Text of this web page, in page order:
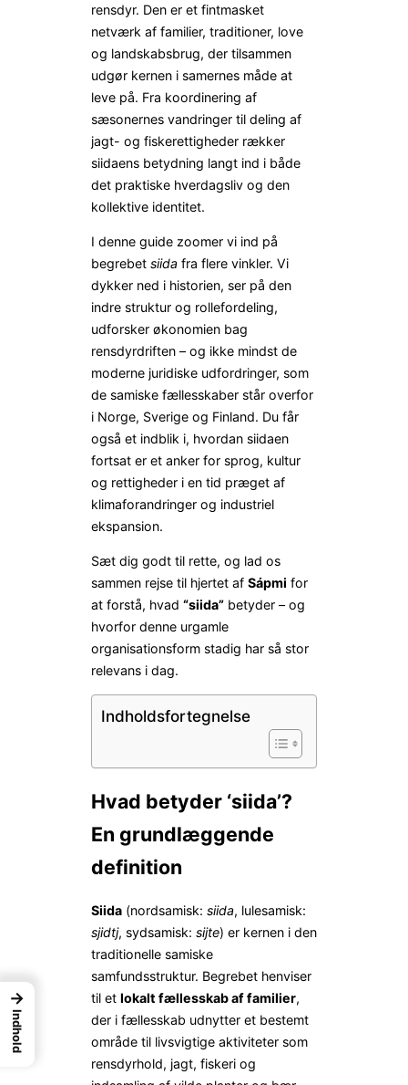
rensdyr. Den er et fintmasket
netværk af familier, traditioner, love
og landskabsbrug, der tilsammen
udgør kernen i samernes måde at
leve på. Fra koordinering af
sæsonernes vandringer til deling af
jagt- og fiskerettigheder rækker
siidaens betydning langt ind i både
det praktiske hverdagsliv og den
kollektive identitet.
I denne guide zoomer vi ind på
begrebet siida fra flere vinkler. Vi
dykker ned i historien, ser på den
indre struktur og rollefordeling,
udforsker økonomien bag
rensdyrdriften – og ikke mindst de
moderne juridiske udfordringer, som
de samiske fællesskaber står overfor
i Norge, Sverige og Finland. Du får
også et indblik i, hvordan siidaen
fortsat er et anker for sprog, kultur
og rettigheder i en tid præget af
klimaforandringer og industriel
ekspansion.
Sæt dig godt til rette, og lad os
sammen rejse til hjertet af Sápmi for
at forstå, hvad “siida” betyder – og
hvorfor denne urgamle
organisationsform stadig har så stor
relevans i dag.
Indholdsfortegnelse
Hvad betyder ‘siida’?
En grundlæggende
definition
Siida (nordsamisk: siida, lulesamisk:
sjidtj, sydsamisk: sijte) er kernen i den
traditionelle samiske
samfundsstruktur. Begrebet henviser
til et lokalt fællesskab af familier,
der i fællesskab udnytter et bestemt
område til livsvigtige aktiviteter som
rensdyrhold, jagt, fiskeri og
→
Indhold